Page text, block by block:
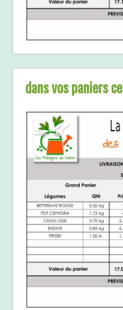
dans vos paniers